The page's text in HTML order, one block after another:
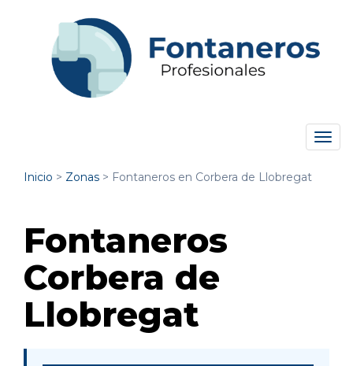
Inicio > Zonas > Fontaneros en Corbera de Llobregat
Fontaneros
Corbera de
Llobregat